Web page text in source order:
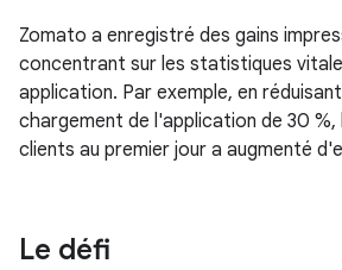
Zomato a enregistré des gains
concentrant sur les statistiques
application. Par exemple, en
chargement de l'application de 30 %,
clients au premier jour a augmenté
Le défi